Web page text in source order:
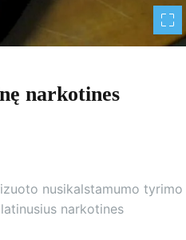
narkotines
nusikalstamumo tyrimo
narkotines